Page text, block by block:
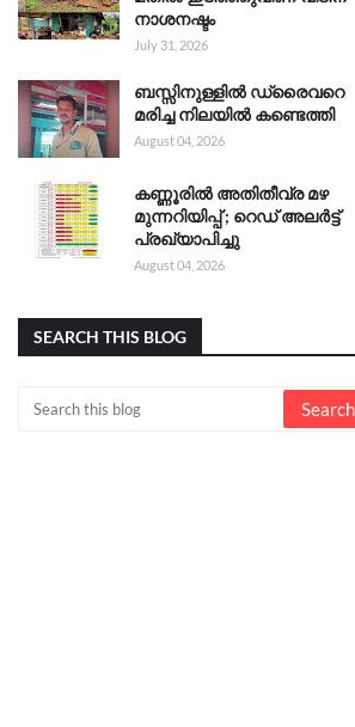
നാശനഷ്ടം
July 31, 2026
ബസ്സിനുള്ളിൽ ഡ്രൈവറെ
മരിച്ച നിലയിൽ കണ്ടെത്തി
August 04, 2026
കണ്ണൂരിൽ അതിതീവ്ര മഴ
മുന്നറിയിപ്പ് ; റെഡ് അലർട്ട്
പ്രഖ്യാപിച്ചു
August 04, 2026
SEARCH THIS BLOG